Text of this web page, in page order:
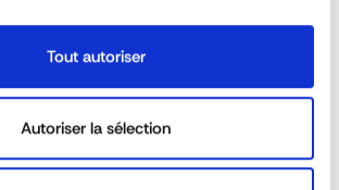
Tout autoriser
Autoriser la sélection
rancher est-elle adaptée aux
et poids-lourd ?
de commander des ridelles